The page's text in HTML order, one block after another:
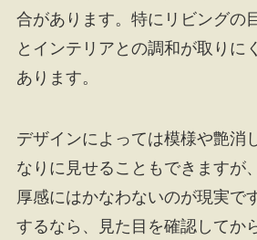
合があります。特にリビングの
とインテリアとの調和が取りに
あります。
デザインによっては模様や艶消
なりに見せることもできますが
厚感にはかなわないのが現実で
するなら、見た目を確認してか